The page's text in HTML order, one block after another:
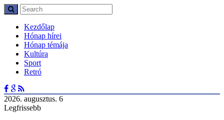
Kezdőlap
Hónap hírei
Hónap témája
Kultúra
Sport
Retró
2026. augusztus. 6
Legfrissebb